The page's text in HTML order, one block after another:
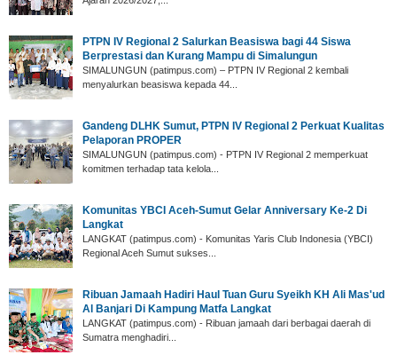
PTPN IV Regional 2 Salurkan Beasiswa bagi 44 Siswa
Berprestasi dan Kurang Mampu di Simalungun
SIMALUNGUN (patimpus.com) – PTPN IV Regional 2 kembali
menyalurkan beasiswa kepada 44...
Gandeng DLHK Sumut, PTPN IV Regional 2 Perkuat Kualitas
Pelaporan PROPER
SIMALUNGUN (patimpus.com) - PTPN IV Regional 2 memperkuat
komitmen terhadap tata kelola...
‎Komunitas YBCI Aceh-Sumut Gelar Anniversary Ke-2 Di
Langkat
LANGKAT (patimpus.com) - Komunitas Yaris Club Indonesia (YBCI)
Regional Aceh Sumut sukses...
‎Ribuan Jamaah Hadiri Haul Tuan Guru Syeikh KH Ali Mas'ud
Al Banjari Di Kampung Matfa Langkat
‎LANGKAT (patimpus.com) - Ribuan jamaah dari berbagai daerah di
Sumatra menghadiri...